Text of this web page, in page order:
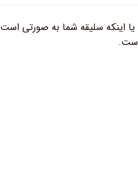
یا اینکه سلیقه شما به صورتی است